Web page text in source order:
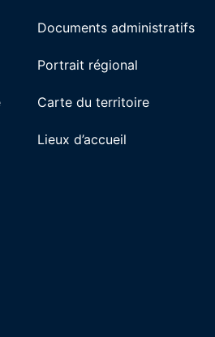
Documents administratifs
Portrait régional
Carte du territoire
Lieux d’accueil